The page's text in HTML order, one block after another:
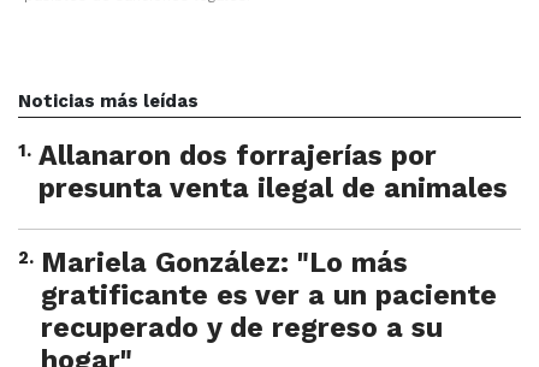
Noticias más leídas
1. Allanaron dos forrajerías por
presunta venta ilegal de animales
2. Mariela González: "Lo más
gratificante es ver a un paciente
recuperado y de regreso a su